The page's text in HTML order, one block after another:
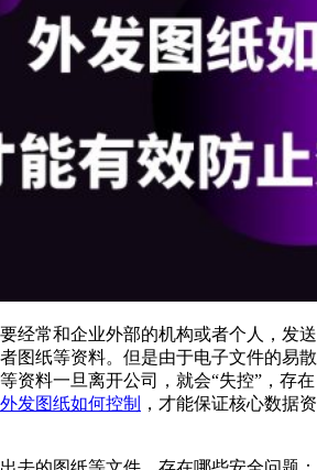
经常和企业外部的机构或者个人，发送
图纸等资料。但是由于电子文件的易散
资料一旦离开公司，就会“失控”，存在
外发图纸如何控制
，才能保证核心数据资